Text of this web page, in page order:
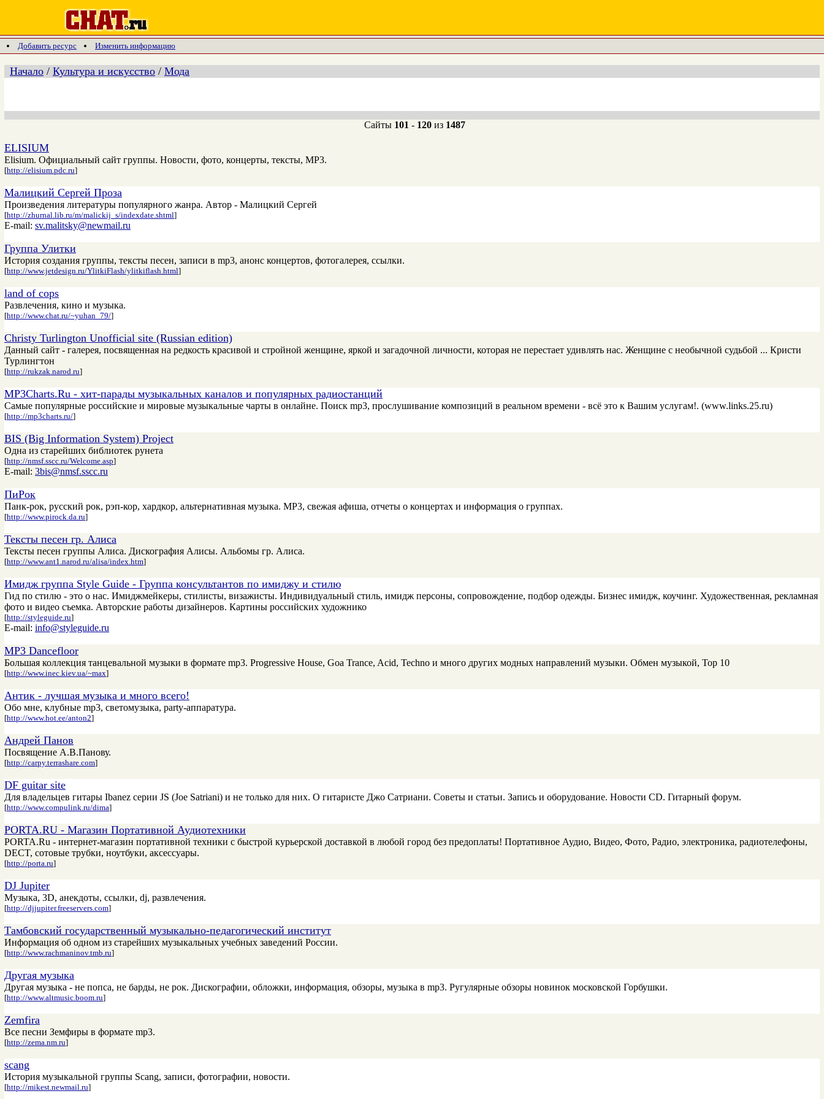
Добавить ресурс Изменить информацию
Начало / Культура и искусство / Мода
Сайты 101 - 120из 1487
ELISIUM
Elisium. Официальный сайт группы. Новости, фото, концерты, тексты, MP3.
[http://elisium.pdc.ru]
Малицкий Сергей Проза
Произведения литературы популярного жанра. Автор - Малицкий Сергей
[http://zhurnal.lib.ru/m/malickij_s/indexdate.shtml]
E-mail: sv.malitsky@newmail.ru
Группа Улитки
История создания группы, тексты песен, записи в mp3, анонс концертов, фотогалерея, ссылки.
[http://www.jetdesign.ru/YlitkiFlash/ylitkiflash.html]
land of cops
Развлечения, кино и музыка.
[http://www.chat.ru/~yuhan_79/]
Christy Turlington Unofficial site (Russian edition)
Данный сайт - галерея, посвященная на редкость красивой и стройной женщине, яркой и загадочной личности, которая не перестает удивлять нас. Женщине с необычной судьбой ... Кристи
Турлингтон
[http://rukzak.narod.ru]
MP3Charts.Ru - хит-парады музыкальных каналов и популярных радиостанций
Самые популярные российские и мировые музыкальные чарты в онлайне. Поиск mp3, прослушивание композиций в реальном времени - всё это к Вашим услугам!. (www.links.25.ru)
[http://mp3charts.ru/]
BIS (Big Information System) Project
Одна из старейших библиотек рунета
[http://nmsf.sscc.ru/Welcome.asp]
E-mail: 3bis@nmsf.sscc.ru
ПиРок
Панк-рок, русский рок, рэп-кор, хардкор, альтернативная музыка. МР3, свежая афиша, отчеты о концертах и информация о группах.
[http://www.pirock.da.ru]
Тексты песен гр. Алиса
Тексты песен группы Алиса. Дискография Алисы. Альбомы гр. Алиса.
[http://www.ant1.narod.ru/alisa/index.htm]
Имидж группа Style Guide - Группа консультантов по имиджу и стилю
Гид по стилю - это о нас. Имиджмейкеры, стилисты, визажисты. Индивидуальный стиль, имидж персоны, сопровождение, подбор одежды. Бизнес имидж, коучинг. Художественная, рекламная
фото и видео съемка. Авторские работы дизайнеров. Картины российских художнико
[http://styleguide.ru]
E-mail: info@styleguide.ru
MP3 Dancefloor
Большая коллекция танцевальной музыки в формате mp3. Progressive House, Goa Trance, Acid, Techno и много других модных направлений музыки. Обмен музыкой, Top 10
[http://www.inec.kiev.ua/~max]
Aнтик - лучшая музыка и много всего!
Обо мне, клубные mp3, светомузыка, party-аппаратура.
[http://www.hot.ee/anton2]
Андрей Панов
Посвящение А.В.Панову.
[http://carpy.terrashare.com]
DF guitar site
Для владельцев гитары Ibanez серии JS (Joe Satriani) и не только для них. О гитаристе Джо Сатриани. Советы и статьи. Запись и оборудование. Новости CD. Гитарный форум.
[http://www.compulink.ru/dima]
PORTA.RU - Магазин Портативной Аудиотехники
PORTA.Ru - интернет-магазин портативной техники с быстрой курьерской доставкой в любой город без предоплаты! Портативное Аудио, Видео, Фото, Радио, электроника, радиотелефоны,
DECT, сотовые трубки, ноутбуки, аксессуары.
[http://porta.ru]
DJ Jupiter
Музыка, 3D, анекдоты, ссылки, dj, развлечения.
[http://djjupiter.freeservers.com]
Тамбовский государственный музыкально-педагогический институт
Информация об одном из старейших музыкальных учебных заведений России.
[http://www.rachmaninov.tmb.ru]
Другая музыка
Другая музыка - не попса, не барды, не рок. Дискографии, обложки, информация, обзоры, музыка в mp3. Ругулярные обзоры новинок московской Горбушки.
[http://www.altmusic.boom.ru]
Zemfira
Все песни Земфиры в формате mp3.
[http://zema.nm.ru]
scang
История музыкальной группы Scang, записи, фотографии, новости.
[http://mikest.newmail.ru]